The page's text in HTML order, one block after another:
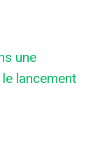
une
lancement